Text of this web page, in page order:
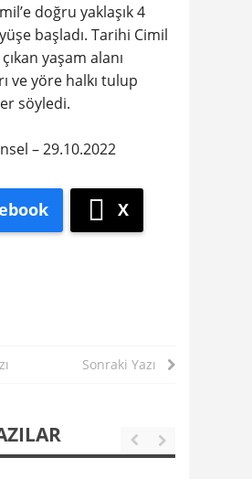
doğru yaklaşık 4
başladı. Tarihi Cimil
yaşam alanı
ve yöre halkı tulup
söyledi.
– 29.10.2022
X
Sonraki Yazı